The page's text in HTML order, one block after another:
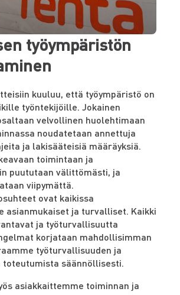
työympäristön
kuuluu, että työympäristö on
työntekijöille. Jokainen
velvollinen huolehtimaan
noudatetaan annettuja
ja lakisääteisiä määräyksiä.
toimintaan ja
puututaan välittömästi, ja
viipymättä.
ovat kaikissa
asianmukaiset ja turvalliset. Kaikki
ja työturvallisuutta
korjataan mahdollisimman
työturvallisuuden ja
toteutumista säännöllisesti.
asiakkaittemme toiminnan ja